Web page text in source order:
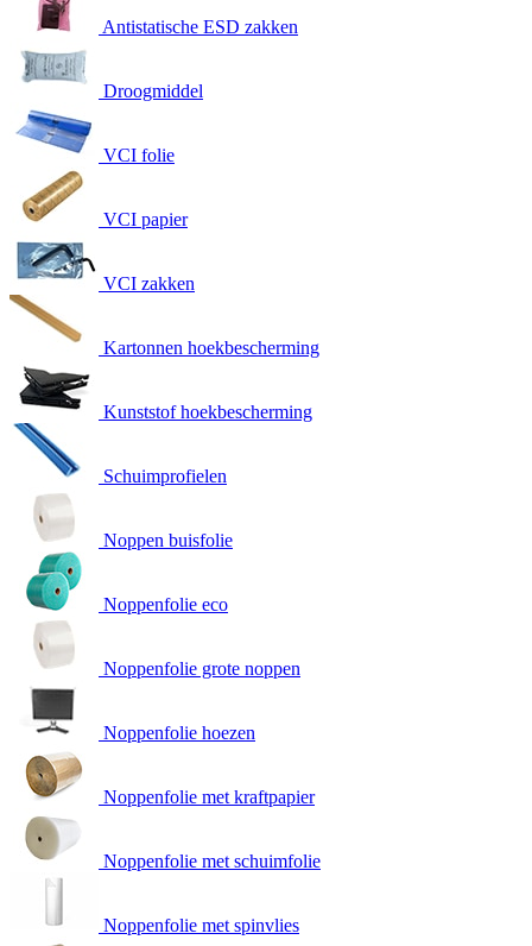
Antistatische ESD zakken
Droogmiddel
VCI folie
VCI papier
VCI zakken
Kartonnen hoekbescherming
Kunststof hoekbescherming
Schuimprofielen
Noppen buisfolie
Noppenfolie eco
Noppenfolie grote noppen
Noppenfolie hoezen
Noppenfolie met kraftpapier
Noppenfolie met schuimfolie
Noppenfolie met spinvlies